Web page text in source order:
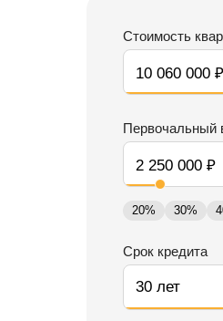
Стоимость
Первочальный
20% 30%
Срок кредита